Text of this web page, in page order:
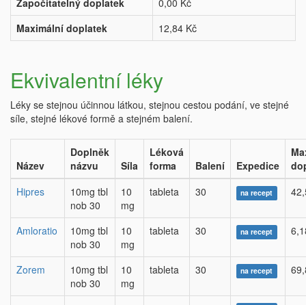
Započitatelný doplatek
0,00 Kč
Maximální doplatek
12,84 Kč
Ekvivalentní léky
Léky se stejnou účinnou látkou, stejnou cestou podání, ve stejné
síle, stejné lékové formě a stejném balení.
Název
Doplněk
názvu
Síla
Léková
forma
Balení Expedice
Hipres
10mg tbl
nob 30
10
mg
tableta 30 na recept
Amloratio
10mg tbl
nob 30
10
mg
tableta 30 na recept
Zorem
10mg tbl
nob 30
10
mg
tableta 30 na recept